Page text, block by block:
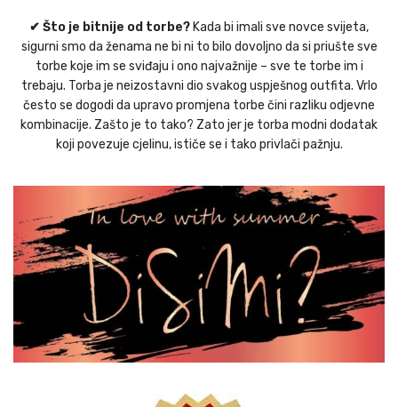
✔ Što je bitnije od torbe? Kada bi imali sve novce svijeta,
sigurni smo da ženama ne bi ni to bilo dovoljno da si priušte sve
torbe koje im se sviđaju i ono najvažnije – sve te torbe im i
trebaju. Torba je neizostavni dio svakog uspješnog outfita. Vrlo
često se dogodi da upravo promjena torbe čini razliku odjevne
kombinacije. Zašto je to tako? Zato jer je torba modni dodatak
koji povezuje cjelinu, ističe se i tako privlači pažnju.